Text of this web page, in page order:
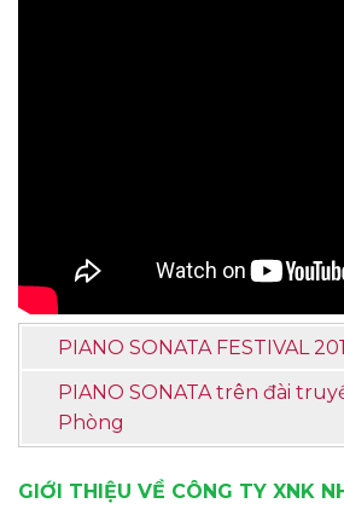
PIANO SONATA FESTIVAL
PIANO SONATA trên đài
Phòng
GIỚI THIỆU VỀ CÔNG TY XNK